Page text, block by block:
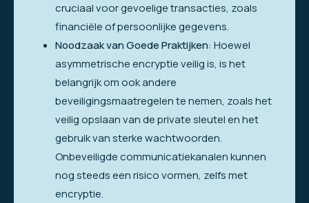
cruciaal voor gevoelige transacties, zoals
financiële of persoonlijke gegevens.
Noodzaak van Goede Praktijken: Hoewel
asymmetrische encryptie veilig is, is het
belangrijk om ook andere
beveiligingsmaatregelen te nemen, zoals het
veilig opslaan van de private sleutel en het
gebruik van sterke wachtwoorden.
Onbeveiligde communicatiekanalen kunnen
nog steeds een risico vormen, zelfs met
encryptie.